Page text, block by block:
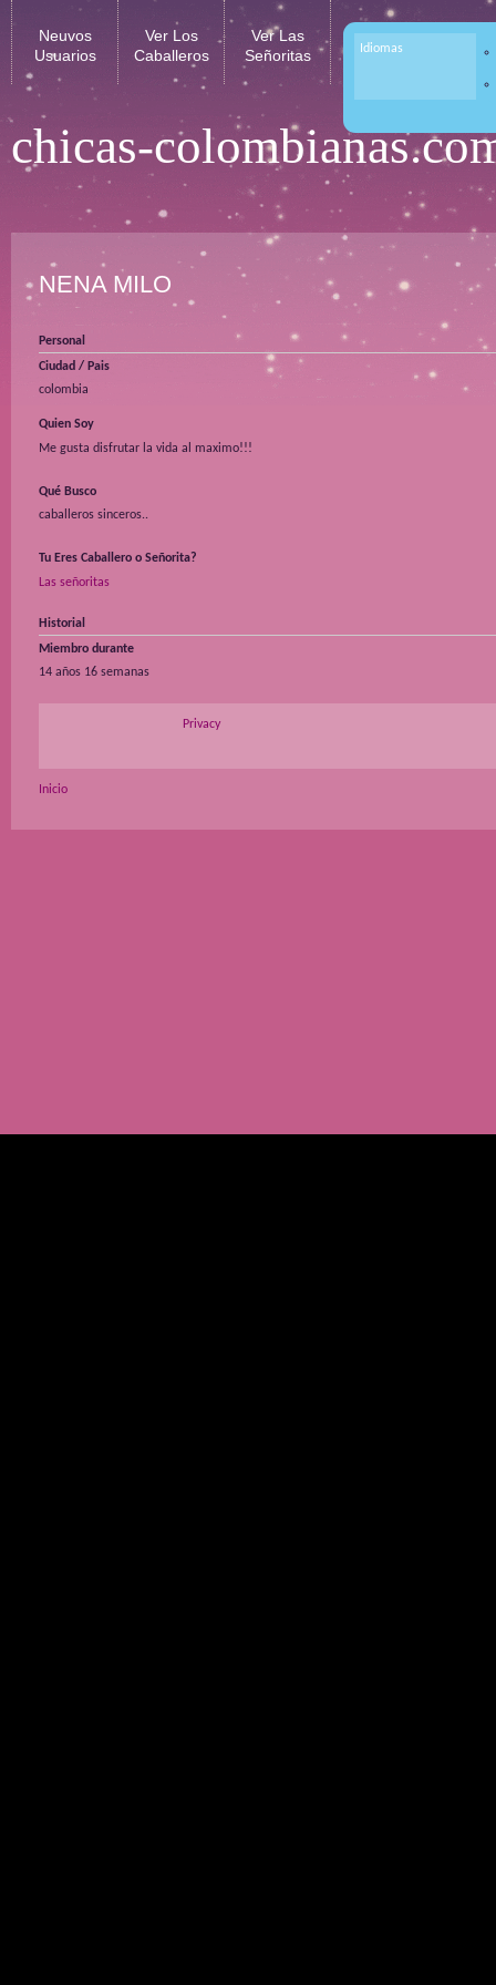
chicas-
Neuvos
Usuarios
Ver Los
Caballeros
Ver Las
Señoritas
Idiomas
NENA MILO
Personal
Ciudad / Pais
colombia
Quien Soy
Me gusta disfrutar la vida al maximo!!!
Qué Busco
caballeros sinceros..
Tu Eres Caballero o Señorita?
Las señoritas
Historial
Miembro durante
14 años 16 semanas
Privacy
Inicio